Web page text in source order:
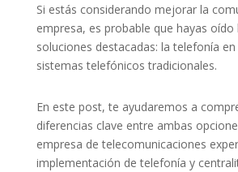
Si estás considerando mejorar la
empresa, es probable que hayas oído
soluciones destacadas: la telefonía
sistemas telefónicos tradicionales.
En este post, te ayudaremos a
diferencias clave entre ambas
empresa de telecomunicaciones
implementación de telefonía y